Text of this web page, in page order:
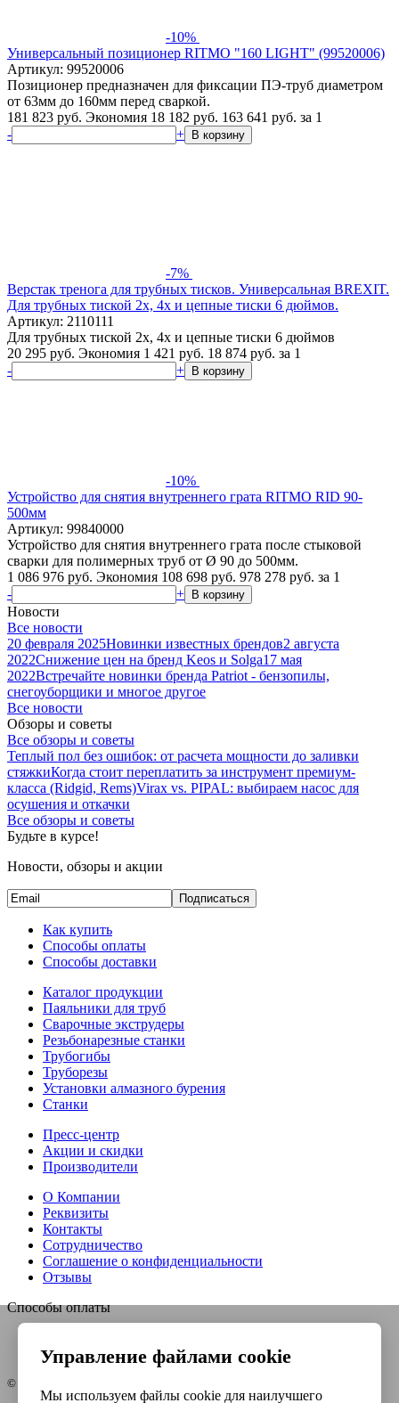
Управление файлами cookie
Мы используем файлы cookie для наилучшего
-10%
Универсальный позиционер RITMO "160 LIGHT" (99520006)
Артикул: 99520006
Позиционер предназначен для фиксации ПЭ-труб диаметром
от 63мм до 160мм перед сваркой.
181 823 руб. Экономия 18 182 руб. 163 641 руб. за 1
-
+ В корзину
-7%
Верстак тренога для трубных тисков. Универсальная BREXIT.
Для трубных тиской 2х, 4х и цепные тиски 6 дюймов.
Артикул: 2110111
Для трубных тиской 2х, 4х и цепные тиски 6 дюймов
20 295 руб. Экономия 1 421 руб. 18 874 руб. за 1
-
+ В корзину
-10%
Устройство для снятия внутреннего грата RITMO RID 90-
500мм
Артикул: 99840000
Устройство для снятия внутреннего грата после стыковой
сварки для полимерных труб от Ø 90 до 500мм.
1 086 976 руб. Экономия 108 698 руб. 978 278 руб. за 1
-
+ В корзину
Новости
Все новости
20 февраля 2025Новинки известных брендов2 августа
2022Снижение цен на бренд Keos и Solga17 мая
2022Встречайте новинки бренда Patriot - бензопилы,
снегоуборщики и многое другое
Все новости
Обзоры и советы
Все обзоры и советы
Теплый пол без ошибок: от расчета мощности до заливки
стяжкиКогда стоит переплатить за инструмент премиум-
класса (Ridgid, Rems)Virax vs. PIPAL: выбираем насос для
осушения и откачки
Все обзоры и советы
Будьте в курсе!
Новости, обзоры и акции
Подписаться
Как купить
Способы оплаты
Способы доставки
Каталог продукции
Паяльники для труб
Сварочные экструдеры
Резьбонарезные станки
Трубогибы
Труборезы
Установки алмазного бурения
Станки
Пресс-центр
Акции и скидки
Производители
О Компании
Реквизиты
Контакты
Сотрудничество
Соглашение о конфиденциальности
Отзывы
Способы оплаты
© Интернет-магазин Евро-инструмент, 2026